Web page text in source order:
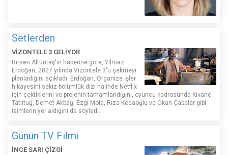
Setlerden
VİZONTELE 3 GELİYOR
Birsen Altuntaş'ın haberine göre, Yılmaz
Erdoğan, 2027 yılında Vizontele 3'ü çekmeyi
planladığını açıkladı. Erdoğan, Organize İşler
hikayesini sekiz bölümlük dizi halinde Netflix
için çektiklerini ve projenin tamamlandığını, oyuncu kadrosunda Kıvanç
Tatlıtuğ, Demet Akbağ, Ezgi Mola, Rıza Kocaoğlu ve Okan Çabalar gibi
isimlerin yer aldığını da söyledi.
Günün TV Filmi
İNCE SARI ÇİZGİ